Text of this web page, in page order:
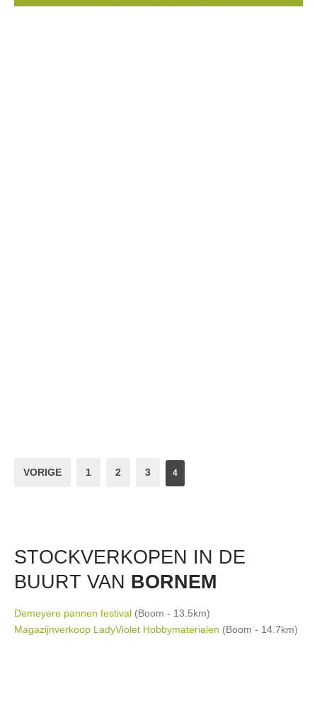
VORIGE 1 2 3 4
STOCKVERKOPEN IN DE
BUURT VAN BORNEM
Demeyere pannen festival (Boom - 13.5km)
Magazijnverkoop LadyViolet Hobbymaterialen (Boom - 14.7km)